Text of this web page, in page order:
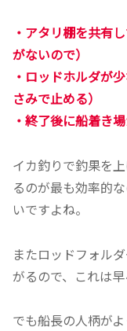
・アタリ棚を共有
がないので）
・ロッドホルダが
さみで止める）
・終了後に船着き
イカ釣りで釣果を
るのが最も効率的
いですよね。
またロッドフォル
がるので、これは
でも船長の人柄が